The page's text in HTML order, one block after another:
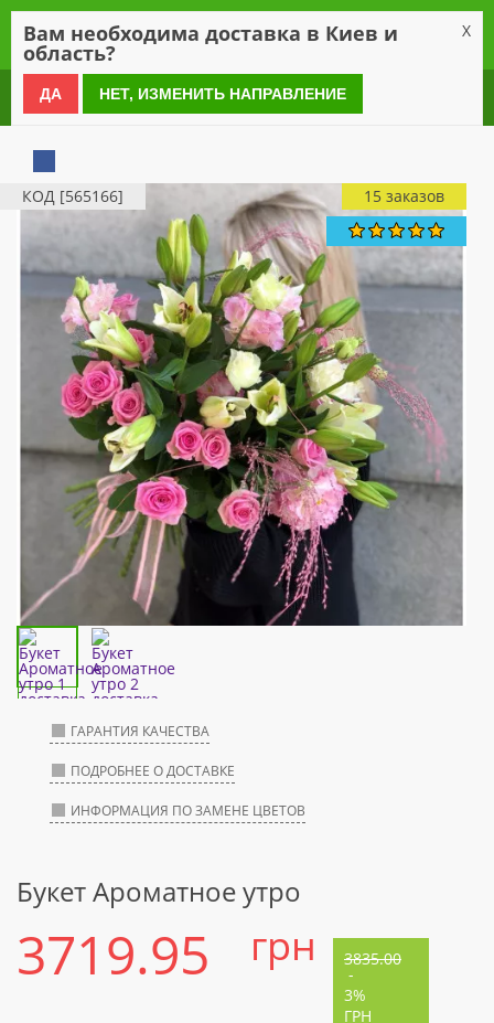
0 800 21 54 55
КОД [565166] 15 заказов
ГАРАНТИЯ КАЧЕСТВА
ПОДРОБНЕЕ О ДОСТАВКЕ
ИНФОРМАЦИЯ ПО ЗАМЕНЕ ЦВЕТОВ
Букет Ароматное утро
3719.95 грн 3835.00
-
3%
ГРН
Вам необходима доставка в Киев и
область?
X
ДА НЕТ, ИЗМЕНИТЬ НАПРАВЛЕНИЕ